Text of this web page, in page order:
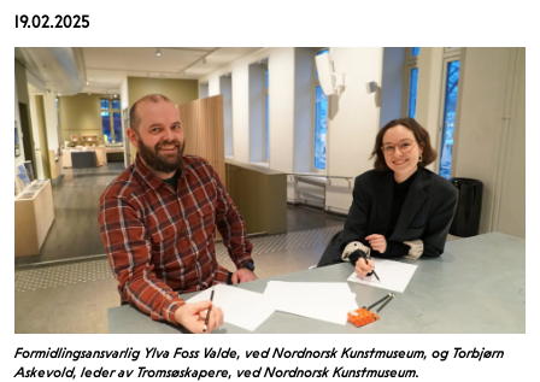
19.02.2025
Formidlingsansvarlig Ylva Foss Valde, ved Nordnorsk Kunstmuseum, og Torbjørn
Askevold, leder av Tromsøskapere, ved Nordnorsk Kunstmuseum.